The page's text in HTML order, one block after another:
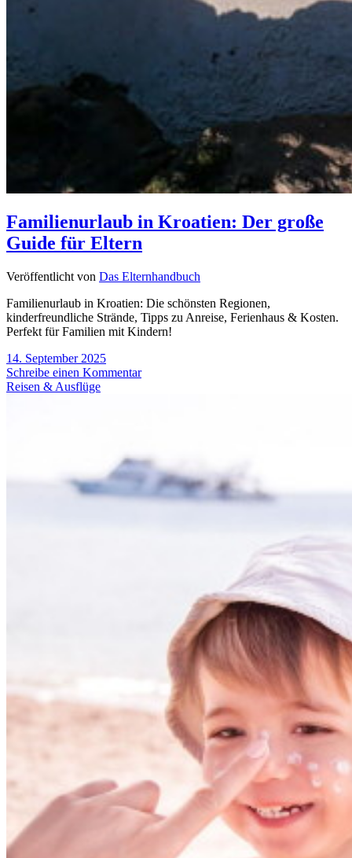
Familienurlaub in Kroatien: Der große
Guide für Eltern
Veröffentlicht von Das Elternhandbuch
Familienurlaub in Kroatien: Die schönsten Regionen,
kinderfreundliche Strände, Tipps zu Anreise, Ferienhaus & Kosten.
Perfekt für Familien mit Kindern!
14. September 2025
Schreibe einen Kommentar
Reisen & Ausflüge